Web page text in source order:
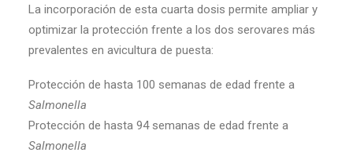
La incorporación de esta cuarta dosis permite ampliar y
optimizar la protección frente a los dos serovares más
prevalentes en avicultura de puesta:
Protección de hasta 100 semanas de edad frente a
Salmonella
Protección de hasta 94 semanas de edad frente a
Salmonella